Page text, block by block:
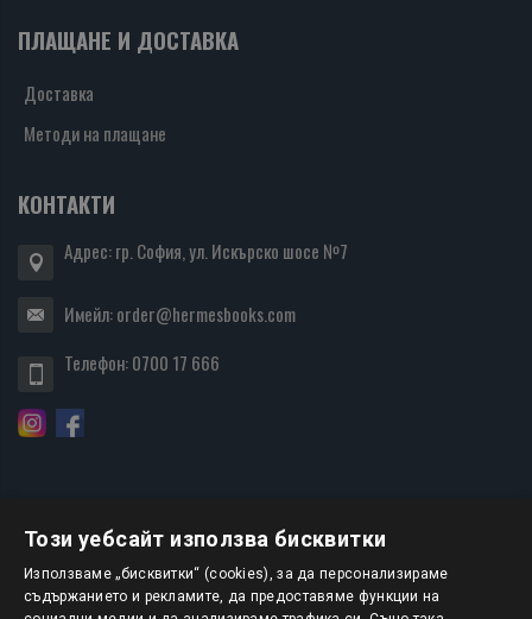
ПЛАЩАНЕ И ДОСТАВКА
Доставка
Методи на плащане
КОНТАКТИ
Адрес: гр. София, ул. Искърско шосе №7
Имейл:order@hermesbooks.com
Телефон:0700 17 666
БЮЛЕТИН
Този уебсайт използва бисквитки
Използваме „бисквитки“ (cookies), за да персонализираме
съдържанието и рекламите, да предоставяме функции на